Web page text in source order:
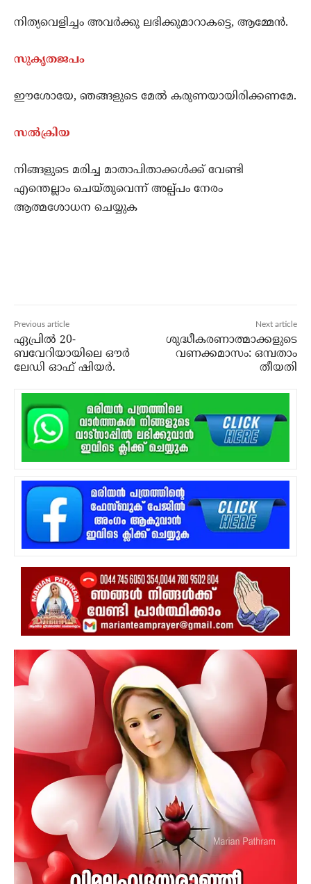
നിത്യവെളിച്ചം അവര്‍ക്കു ലഭിക്കുമാറാകട്ടെ, ആമ്മേന്‍.
സുകൃതജപം
ഈശോയേ, ഞങ്ങളുടെ മേല്‍ കരുണയായിരിക്കണമേ.
സല്‍ക്രിയ
നിങ്ങളുടെ മരിച്ച മാതാപിതാക്കള്‍ക്ക് വേണ്ടി
എന്തെല്ലാം ചെയ്തുവെന്ന് അല്പ്പം നേരം
ആത്മശോധന ചെയ്യുക
Previous article
ഏപ്രില്‍ 20-
ബവേറിയായിലെ ഔര്‍
ലേഡി ഓഫ് ഷിയര്‍.
Next article
ശുദ്ധീകരണാത്മാക്കളുടെ
വണക്കമാസം: ഒമ്പതാം
തീയതി